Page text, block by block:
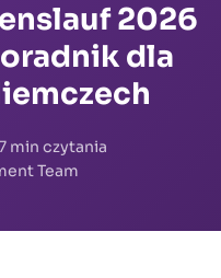
2026
dla
min czytania
Team